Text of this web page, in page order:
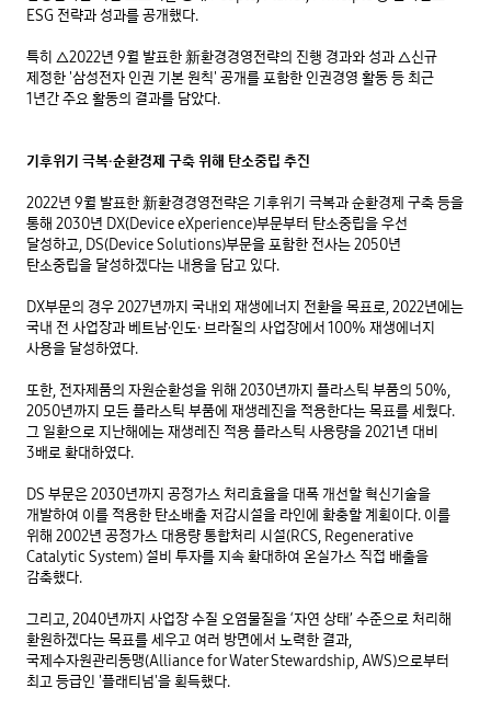
ESG 전략과 성과를 공개했다.
특히 △2022년 9월 발표한 新환경경영전략의 진행 경과와 성과 △신규
제정한 '삼성전자 인권 기본 원칙' 공개를 포함한 인권경영 활동 등 최근
1년간 주요 활동의 결과를 담았다.
기후위기 극복∙순환경제 구축 위해 탄소중립 추진
2022년 9월 발표한 新환경경영전략은 기후위기 극복과 순환경제 구축 등을
통해 2030년 DX(Device eXperience)부문부터 탄소중립을 우선
달성하고, DS(Device Solutions)부문을 포함한 전사는 2050년
탄소중립을 달성하겠다는 내용을 담고 있다.
DX부문의 경우 2027년까지 국내외 재생에너지 전환을 목표로, 2022년에는
국내 전 사업장과 베트남·인도· 브라질의 사업장에서 100% 재생에너지
사용을 달성하였다.
또한, 전자제품의 자원순환성을 위해 2030년까지 플라스틱 부품의 50%,
2050년까지 모든 플라스틱 부품에 재생레진을 적용한다는 목표를 세웠다.
그 일환으로 지난해에는 재생레진 적용 플라스틱 사용량을 2021년 대비
3배로 확대하였다.
DS 부문은 2030년까지 공정가스 처리효율을 대폭 개선할 혁신기술을
개발하여 이를 적용한 탄소배출 저감시설을 라인에 확충할 계획이다. 이를
위해 2002년 공정가스 대용량 통합처리 시설(RCS, Regenerative
Catalytic System) 설비 투자를 지속 확대하여 온실가스 직접 배출을
감축했다.
그리고, 2040년까지 사업장 수질 오염물질을 ‘자연 상태’ 수준으로 처리해
환원하겠다는 목표를 세우고 여러 방면에서 노력한 결과,
국제수자원관리동맹(Alliance for Water Stewardship, AWS)으로부터
최고 등급인 '플래티넘'을 획득했다.